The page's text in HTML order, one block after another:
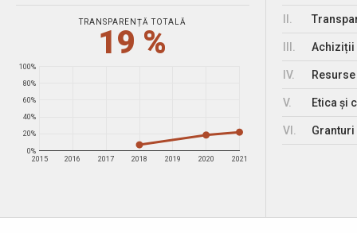
TRANSPARENȚĂ TOTALĂ
19 %
2015 2016 2017 2018 2019 2020 2021
0%
20%
40%
60%
80%
100%
Achiziții
IV.
V. Etica și
VI.